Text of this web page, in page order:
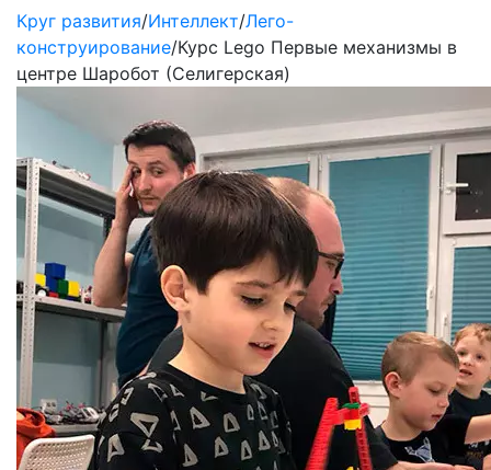
Круг развития/Интеллект/Лего-
конструирование/Курс Lego Первые механизмы в
центре Шаробот (Селигерская)